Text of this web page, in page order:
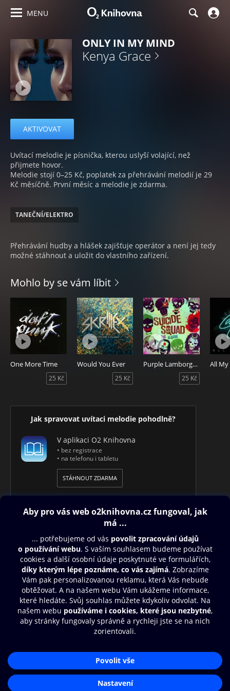
MENU
ONLY IN MY MIND
Kenya Grace
AKTIVOVAT
Uvítací melodie je písnička, kterou uslyší volající, než
přijmete hovor.
Melodie stojí 0–25 Kč, poplatek za přehrávání melodií je 29
Kč měsíčně. První měsíc a melodie je zdarma.
TANEČNÍ/ELEKTRO
Přehrávání hudby a hlášek zajišťuje operátor a není jej tedy
možné stáhnout a uložit do vlastního zařízení.
Mohlo by se vám líbit
One More Time
25 Kč
Would You Ever
25 Kč
Purple Lamborghini
25 Kč
Jak spravovat uvítaci melodie pohodlně?
V aplikaci O2 Knihovna
• bez registrace
• na telefonu i tabletu
STÁHNOUT ZDARMA
Obsah ke stažení
Moje O2 Knihovna
Další zábava
© O2 Czech Republic a.s.
Zásady zpracování osobních údajůAplikace O2 Knihovna
Čti a poslouchej své e-knihy a